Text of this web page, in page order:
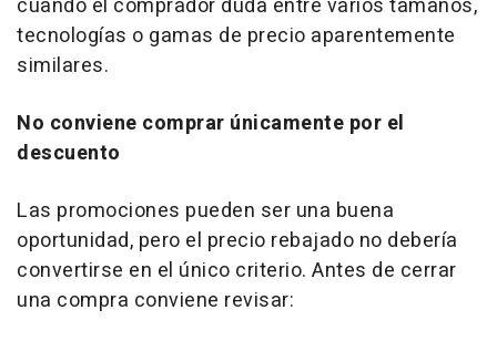
cuando el comprador duda entre varios tamaños,
tecnologías o gamas de precio aparentemente
similares.
No conviene comprar únicamente por el
descuento
Las promociones pueden ser una buena
oportunidad, pero el precio rebajado no debería
convertirse en el único criterio. Antes de cerrar
una compra conviene revisar: